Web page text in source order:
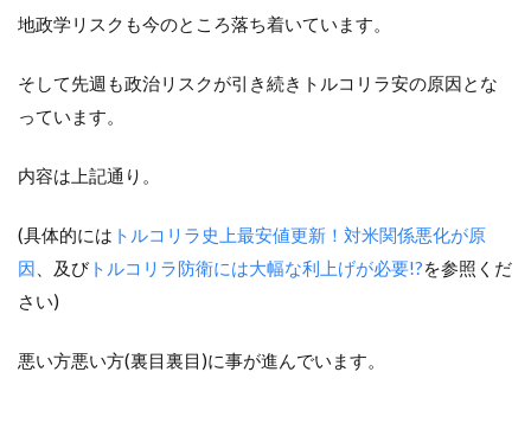
地政学リスクも今のところ落ち着いています。
そして先週も政治リスクが引き続きトルコリラ安の原因とな
っています。
内容は上記通り。
(具体的には トルコリラ史上最安値更新！対米関係悪化が原
因 、及びトルコリラ防衛には大幅な利上げが必要!?を参照くだ
さい)
悪い方悪い方(裏目裏目)に事が進んでいます。